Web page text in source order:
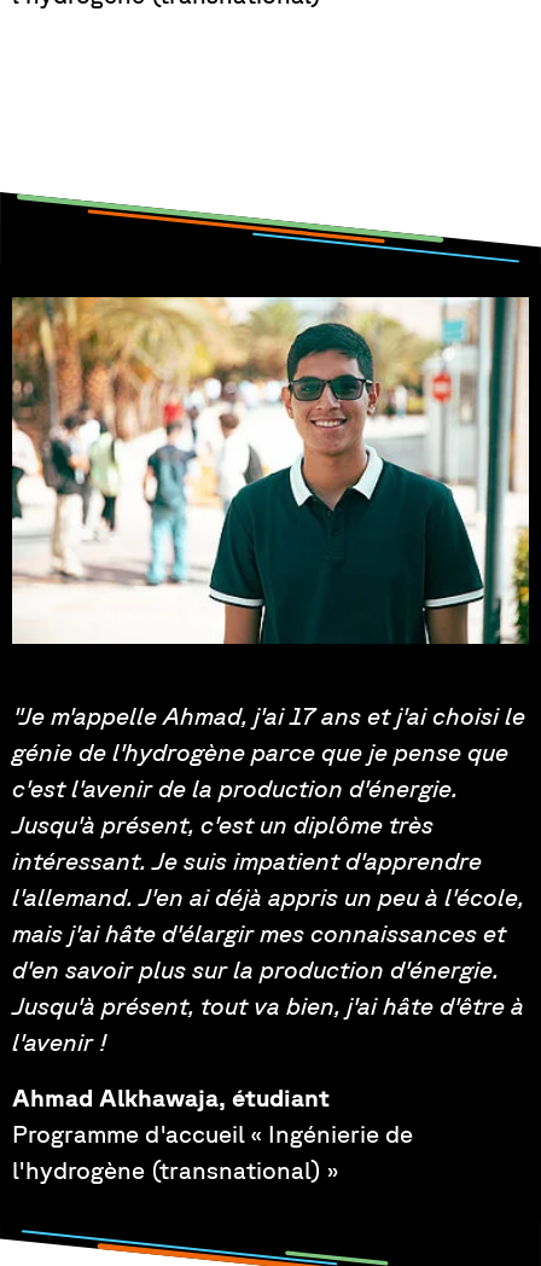
"Je m'appelle Ahmad, j'ai 17 ans et j'ai choisi le
génie de l'hydrogène parce que je pense que
c'est l'avenir de la production d'énergie.
Jusqu'à présent, c'est un diplôme très
intéressant. Je suis impatient d'apprendre
l'allemand. J'en ai déjà appris un peu à l'école,
mais j'ai hâte d'élargir mes connaissances et
d'en savoir plus sur la production d'énergie.
Jusqu'à présent, tout va bien, j'ai hâte d'être à
l'avenir !
Ahmad Alkhawaja, étudiant
Programme d'accueil « Ingénierie de
l'hydrogène (transnational) »